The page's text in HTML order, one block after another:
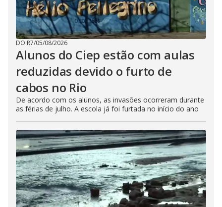
DO R7/05/08/2026
Alunos do Ciep estão com aulas
reduzidas devido o furto de
cabos no Rio
De acordo com os alunos, as invasões ocorreram durante
as férias de julho. A escola já foi furtada no início do ano